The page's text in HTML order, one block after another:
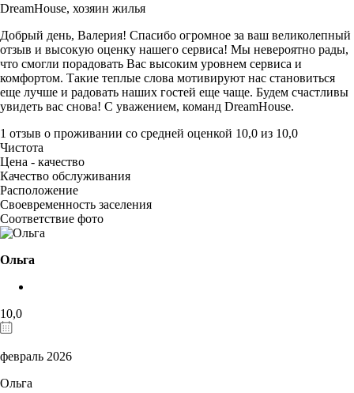
DreamHouse, хозяин жилья
Добрый день, Валерия! Спасибо огромное за ваш великолепный
отзыв и высокую оценку нашего сервиса! Мы невероятно рады,
что смогли порадовать Вас высоким уровнем сервиса и
комфортом. Такие теплые слова мотивируют нас становиться
еще лучше и радовать наших гостей еще чаще. Будем счастливы
увидеть вас снова! С уважением, команд DreamHouse.
1 отзыв о проживании со средней оценкой 10,0 из 10,0
Чистота
Цена - качество
Качество обслуживания
Расположение
Своевременность заселения
Соответствие фото
Ольга
10,0
февраль 2026
Ольга